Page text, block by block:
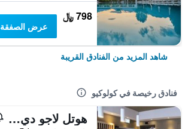
798 ﷼
عرض الصفقة
شاهد المزيد من الفنادق القريبة
فنادق رخيصة في كولوكيو
هوتل لاجو دي كومو